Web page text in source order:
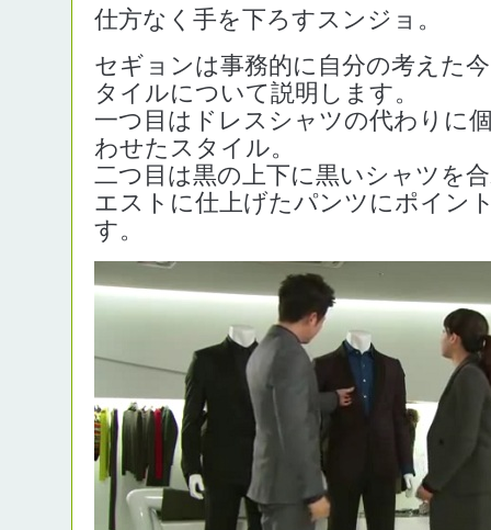
仕方なく手を下ろすスンジョ。
セギョンは事務的に自分の考えた
タイルについて説明します。
一つ目はドレスシャツの代わりに
わせたスタイル。
二つ目は黒の上下に黒いシャツを
エストに仕上げたパンツにポイン
す。